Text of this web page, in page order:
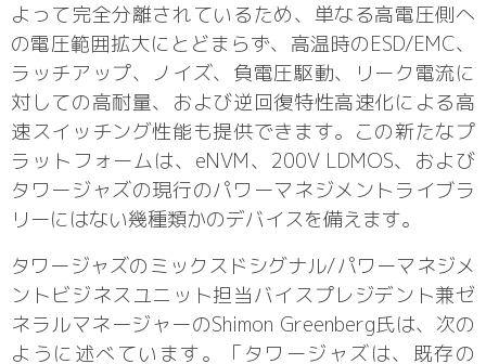
よって完全分離されているため、単なる高電圧側へ
の電圧範囲拡大にとどまらず、高温時のESD/EMC、
ラッチアップ、ノイズ、負電圧駆動、リーク電流に
対しての高耐量、および逆回復特性高速化による高
速スイッチング性能も提供できます。この新たなプ
ラットフォームは、eNVM、200V LDMOS、および
タワージャズの現行のパワーマネジメントライブラ
リーにはない幾種類かのデバイスを備えます。
タワージャズのミックスドシグナル/パワーマネジメ
ントビジネスユニット担当バイスプレジデント兼ゼ
ネラルマネージャーのShimon Greenberg氏は、次の
ように述べています。「タワージャズは、既存の